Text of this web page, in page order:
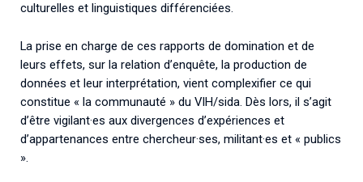
culturelles et linguistiques différenciées.
La prise en charge de ces rapports de domination et de
leurs effets, sur la relation d’enquête, la production de
données et leur interprétation, vient complexifier ce qui
constitue « la communauté » du VIH/sida. Dès lors, il s’agit
d’être vigilant·es aux divergences d’expériences et
d’appartenances entre chercheur·ses, militant·es et « publics
».